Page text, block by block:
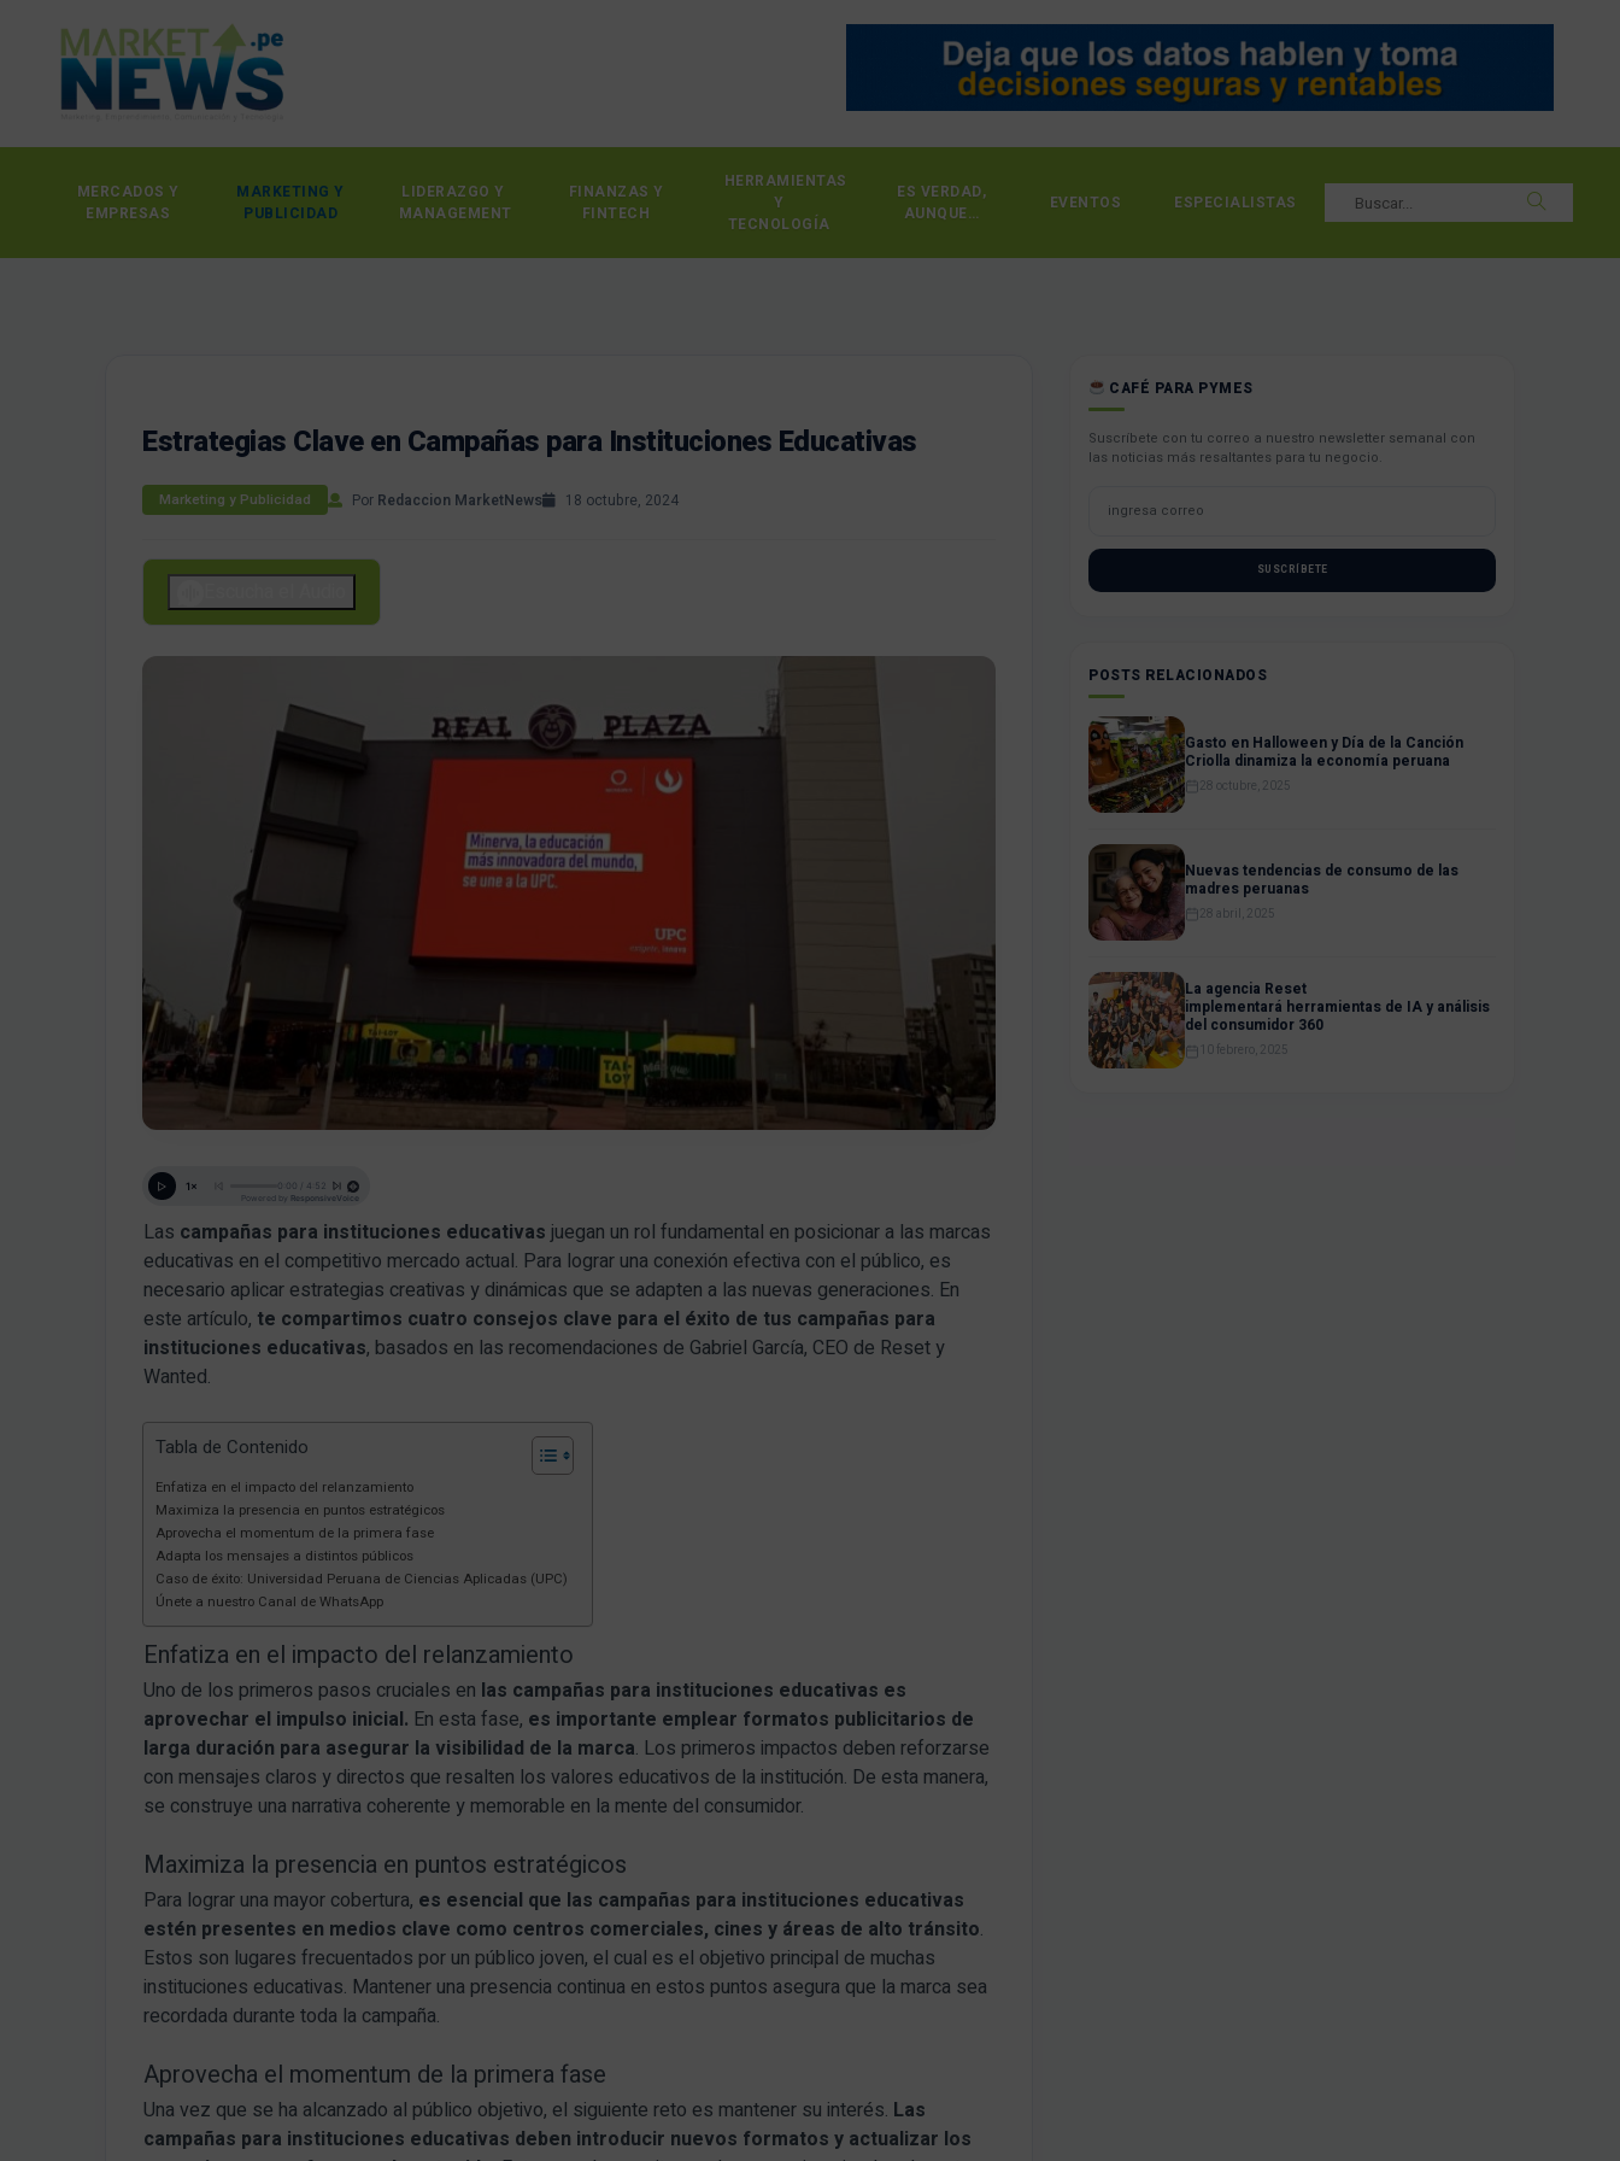
MERCADOS Y
EMPRESAS
MARKETING Y
PUBLICIDAD
LIDERAZGO Y
MANAGEMENT
FINANZAS Y
FINTECH
HERRAMIENTAS
Y
TECNOLOGÍA
ES VERDAD,
AUNQUE…
EVENTOS ESPECIALISTAS
Estrategias Clave en Campañas para Instituciones Educativas
Marketing y Publicidad Por Redaccion MarketNews 18 octubre, 2024
Las campañas para instituciones educativas juegan un rol fundamental en posicionar a las marcas
educativas en el competitivo mercado actual. Para lograr una conexión efectiva con el público, es
necesario aplicar estrategias creativas y dinámicas que se adapten a las nuevas generaciones. En
este artículo, te compartimos cuatro consejos clave para el éxito de tus campañas para
instituciones educativas, basados en las recomendaciones de Gabriel García, CEO de Reset y
Wanted.
Tabla de Contenido
Enfatiza en el impacto del relanzamiento
Maximiza la presencia en puntos estratégicos
Aprovecha el momentum de la primera fase
Adapta los mensajes a distintos públicos
Caso de éxito: Universidad Peruana de Ciencias Aplicadas (UPC)
Únete a nuestro Canal de WhatsApp
Enfatiza en el impacto del relanzamiento
Uno de los primeros pasos cruciales en las campañas para instituciones educativas es
aprovechar el impulso inicial. En esta fase, es importante emplear formatos publicitarios de
larga duración para asegurar la visibilidad de la marca. Los primeros impactos deben reforzarse
con mensajes claros y directos que resalten los valores educativos de la institución. De esta manera,
se construye una narrativa coherente y memorable en la mente del consumidor.
Maximiza la presencia en puntos estratégicos
Para lograr una mayor cobertura, es esencial que las campañas para instituciones educativas
estén presentes en medios clave como centros comerciales, cines y áreas de alto tránsito.
Estos son lugares frecuentados por un público joven, el cual es el objetivo principal de muchas
instituciones educativas. Mantener una presencia continua en estos puntos asegura que la marca sea
recordada durante toda la campaña.
Aprovecha el momentum de la primera fase
Una vez que se ha alcanzado al público objetivo, el siguiente reto es mantener su interés. Las
campañas para instituciones educativas deben introducir nuevos formatos y actualizar los
CAFÉ PARA PYMES
Suscríbete con tu correo a nuestro newsletter semanal con
las noticias más resaltantes para tu negocio.
SUSCRÍBETE
POSTS RELACIONADOS
Gasto en Halloween y Día de la Canción
Criolla dinamiza la economía peruana
28 octubre, 2025
Nuevas tendencias de consumo de las
madres peruanas
28 abril, 2025
La agencia Reset
implementará herramientas de IA y análisis
del consumidor 360
10 febrero, 2025